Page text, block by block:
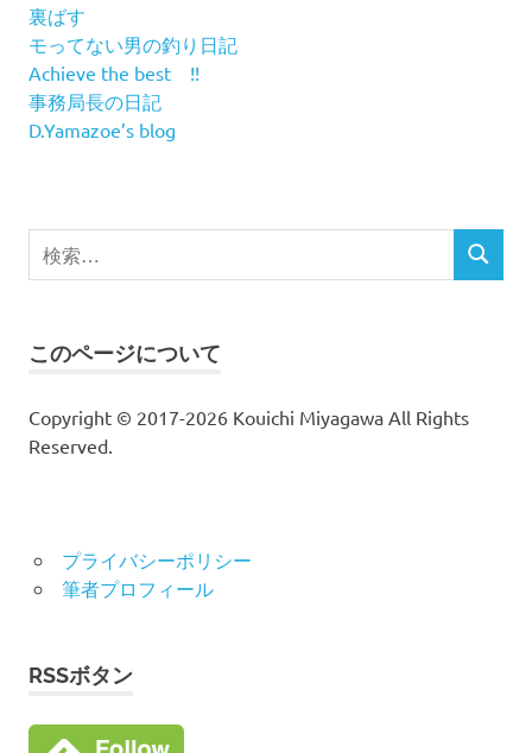
裏ばす
モってない男の釣り日記
Achieve the best !!
事務局長の日記
D.Yamazoe’s blog
検
索
検
このページについて
Copyright © 2017-2026 Kouichi Miyagawa All Rights
Reserved.
プライバシーポリシー
筆者プロフィール
RSSボタン